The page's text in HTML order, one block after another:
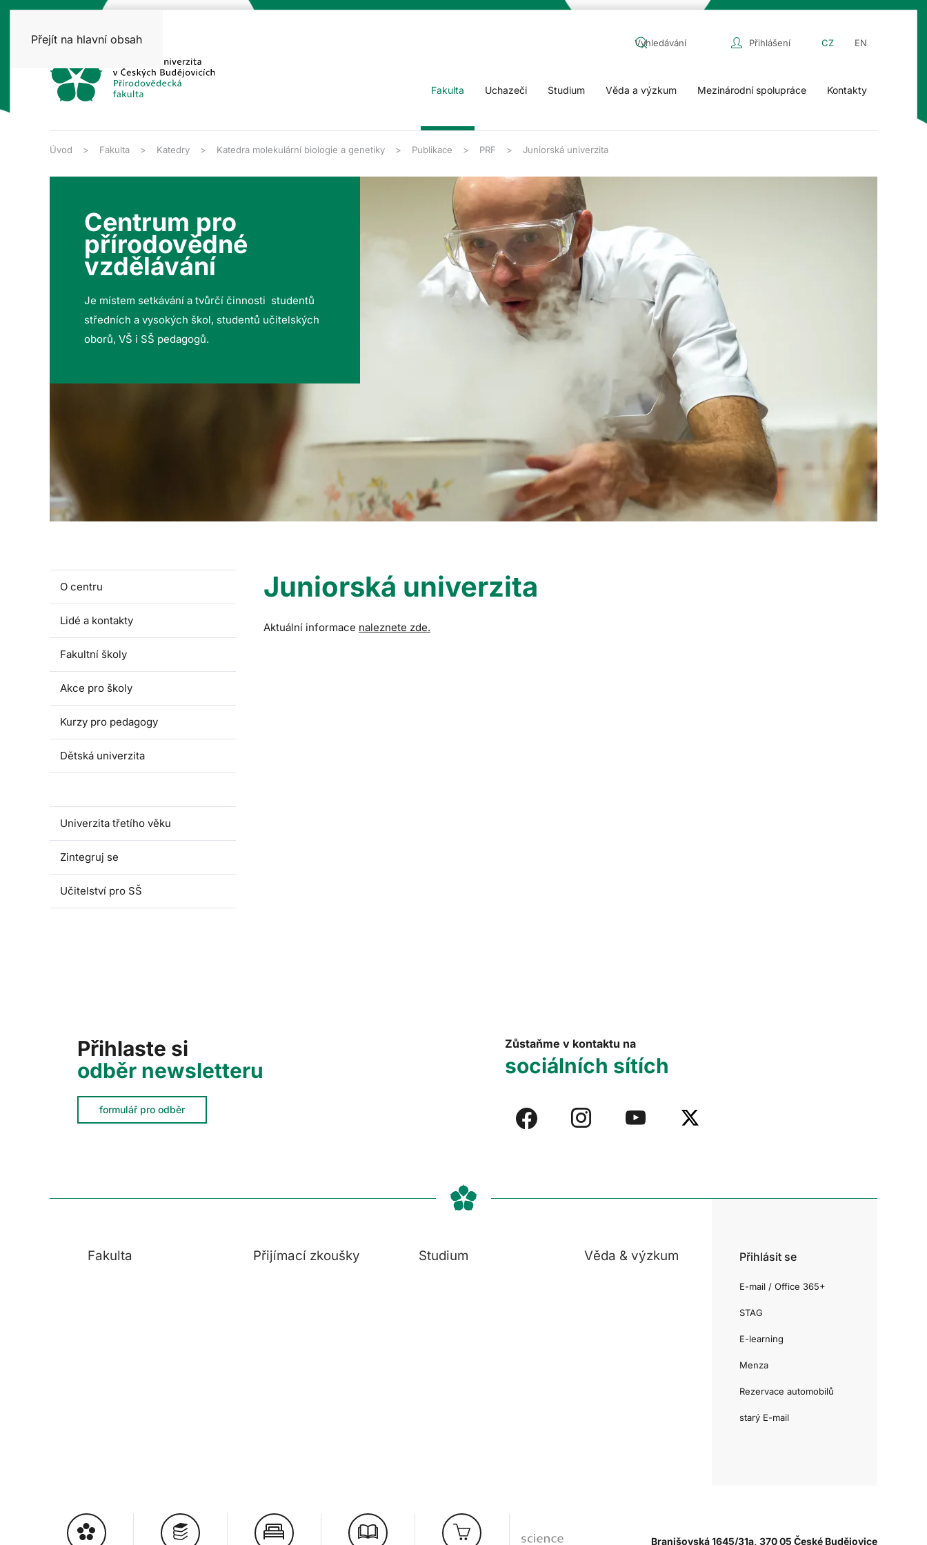
Přejít na hlavní obsah Přihlášení CZ EN
Fakulta Uchazeči Studium Věda a výzkum Mezinárodní spolupráce Kontakty
Úvod Fakulta Katedry Katedra molekulární biologie a genetiky Publikace PRF Juniorská univerzita
Centrum pro
přírodovědné
vzdělávání
Je místem setkávání a tvůrčí činnosti studentů
středních a vysokých škol, studentů učitelských
oborů, VŠ i SŠ pedagogů.
O centru
Lidé a kontakty
Fakultní školy
Akce pro školy
Kurzy pro pedagogy
Dětská univerzita
Univerzita třetího věku
Zintegruj se
Učitelství pro SŠ
Juniorská univerzita
Aktuální informace naleznete zde.
Přihlaste si
odběr newsletteru
formulář pro odběr
Zůstaňme v kontaktu na
sociálních sítích
Fakulta Přijímací zkoušky Studium Věda & výzkum Přihlásit se
E-mail / Office 365+
STAG
E-learning
Menza
Rezervace automobilů
starý E-mail
Branišovská 1645/31a, 370 05 České Budějovice